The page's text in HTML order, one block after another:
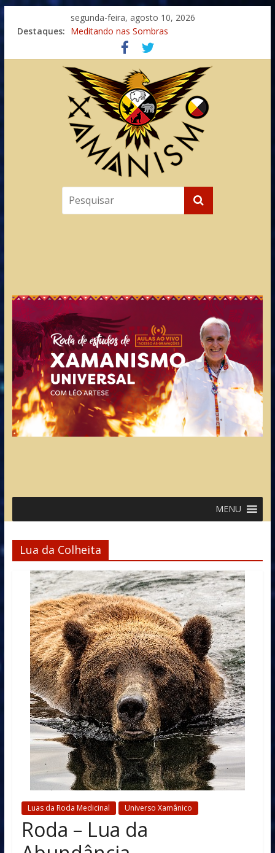
segunda-feira, agosto 10, 2026
Destaques: Meditando nas Sombras
Autosuficiência: A Jornada do Espírito Ancestral
Xamanismo Universal
Totens – Caminho Espiritual – Crescimento
Imaginação na Cura
MENU
Lua da Colheita
Luas da Roda Medicinal Universo Xamânico
Roda – Lua da